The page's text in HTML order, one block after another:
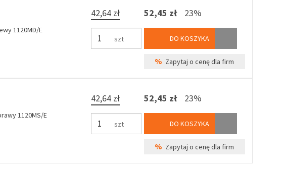
1120MD/E
42,64 zł
szt
52,45 zł 23%
DO KOSZYKA
% Zapytaj o cenę dla firm
1120MS/E
42,64 zł
szt
52,45 zł 23%
DO KOSZYKA
% Zapytaj o cenę dla firm